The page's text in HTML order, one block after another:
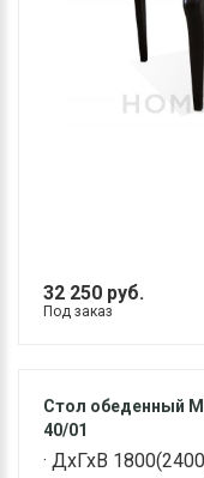
32 250 руб.
Под заказ
Стол обеденный
40/01
· ДхГхВ